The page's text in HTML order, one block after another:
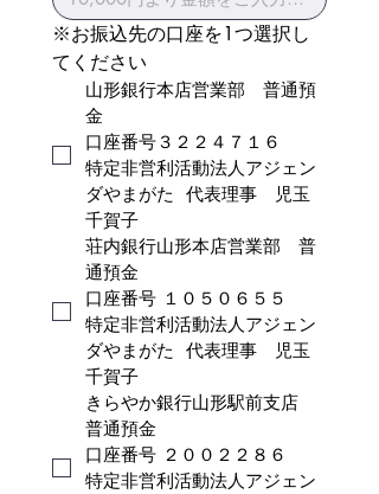
※お振込先の口座を1つ選択し
てください
山形銀行本店営業部　普通預
金
口座番号３２２４７１６
特定非営利活動法人アジェン
ダやまがた  代表理事　児玉
千賀子
荘内銀行山形本店営業部　普
通預金
口座番号 １０５０６５５
特定非営利活動法人アジェン
ダやまがた  代表理事　児玉
千賀子
きらやか銀行山形駅前支店
普通預金
口座番号 ２００２２８６
特定非営利活動法人アジェン